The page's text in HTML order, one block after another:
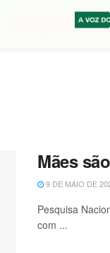
Mães
9 DE MAIO DE
Pesquisa
com ...